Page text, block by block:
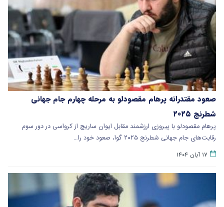
صعود مقتدرانه پرهام مقصودلو به مرحله چهارم جام جهانی
شطرنج ۲۰۲۵
پرهام مقصودلو با پیروزی ارزشمند مقابل ایوان ساریچ از کرواسی در دور سوم
رقابت‌های جام جهانی شطرنج ۲۰۲۵ گوا، صعود خود را…
۱۷ آبان ۱۴۰۴